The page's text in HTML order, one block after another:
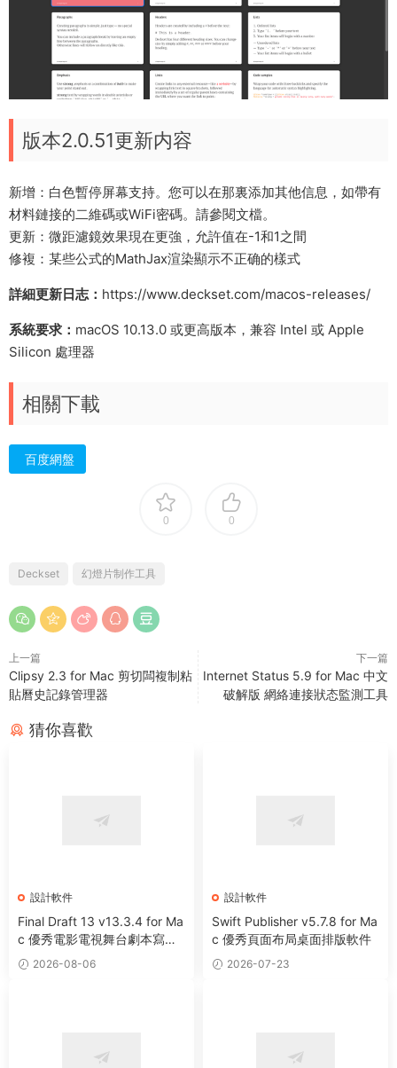
版本2.0.51更新内容
新增：白色暫停屏幕支持。您可以在那裏添加其他信息，如帶有
材料鏈接的二維碼或WiFi密碼。請參閱文檔。
更新：微距濾鏡效果現在更強，允許值在-1和1之間
修複：某些公式的MathJax渲染顯示不正确的樣式
詳細更新日志： https://www.deckset.com/macos-releases/
系統要求： macOS 10.13.0 或更高版本，兼容 Intel 或 Apple
Silicon 處理器
相關下載
百度網盤
0 0
Deckset 幻燈片制作工具
上一篇
Clipsy 2.3 for Mac 剪切闆複制粘
貼曆史記錄管理器
下一篇
Internet Status 5.9 for Mac 中文
破解版 網絡連接狀态監測工具
猜你喜歡
設計軟件
Final Draft 13 v13.3.4 for Ma
c 優秀電影電視舞台劇本寫作
軟件2026-08-06
設計軟件
Swift Publisher v5.7.8 for Ma
c 優秀頁面布局桌面排版軟件
2026-07-23